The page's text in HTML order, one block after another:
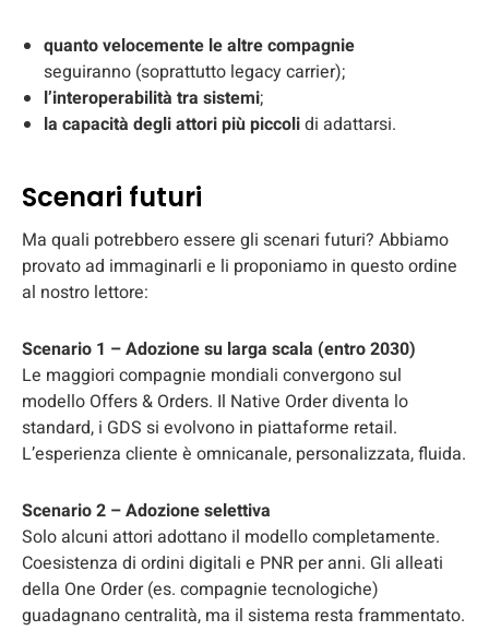
quanto velocemente le altre compagnie
seguiranno (soprattutto legacy carrier);
l’interoperabilità tra sistemi;
la capacità degli attori più piccolidi adattarsi.
Scenari futuri
Ma quali potrebbero essere gli scenari futuri? Abbiamo
provato ad immaginarli e li proponiamo in questo ordine
al nostro lettore:
Scenario 1 – Adozione su larga scala (entro 2030)
Le maggiori compagnie mondiali convergono sul
modello Offers & Orders. Il Native Order diventa lo
standard, i GDS si evolvono in piattaforme retail.
L’esperienza cliente è omnicanale, personalizzata, fluida.
Scenario 2 – Adozione selettiva
Solo alcuni attori adottano il modello completamente.
Coesistenza di ordini digitali e PNR per anni. Gli alleati
della One Order (es. compagnie tecnologiche)
guadagnano centralità, ma il sistema resta frammentato.